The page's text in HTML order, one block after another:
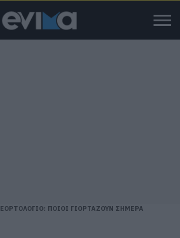
ΕΟΡΤΟΛΟΓΙΟ: ΠΟΙΟΙ ΓΙΟΡΤΑΖΟΥΝ ΣΗΜΕΡΑ